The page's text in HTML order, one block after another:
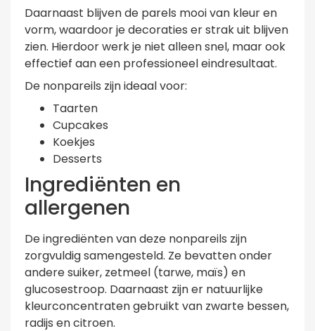
Daarnaast blijven de parels mooi van kleur en
vorm, waardoor je decoraties er strak uit blijven
zien. Hierdoor werk je niet alleen snel, maar ook
effectief aan een professioneel eindresultaat.
De nonpareils zijn ideaal voor:
Taarten
Cupcakes
Koekjes
Desserts
Ingrediënten en
allergenen
De ingrediënten van deze nonpareils zijn
zorgvuldig samengesteld. Ze bevatten onder
andere suiker, zetmeel (tarwe, maïs) en
glucosestroop. Daarnaast zijn er natuurlijke
kleurconcentraten gebruikt van zwarte bessen,
radijs en citroen.